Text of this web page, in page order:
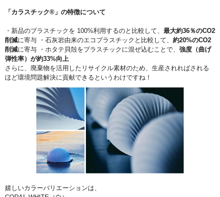
「カラスチック®」の特徴について
・新品のプラスチックを 100%利用するのと比較して、 最大約36％のCO2
削減に寄与 ・石灰岩由来のエコプラスチックと比較して、 約20%のCO2
削減に寄与 ・ホタテ貝殻をプラスチックに混ぜ込むことで、 強度（曲げ
弾性率）が約33%向上
さらに、廃棄物を活用したリサイクル素材のため、生産されればされる
ほど環境問題解決に貢献できるというわけですね！
嬉しいカラーバリエーションは、